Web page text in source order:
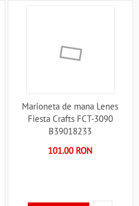
Marioneta de mana Lenes
Fiesta Crafts FCT-3090
B39018233
101.00 RON